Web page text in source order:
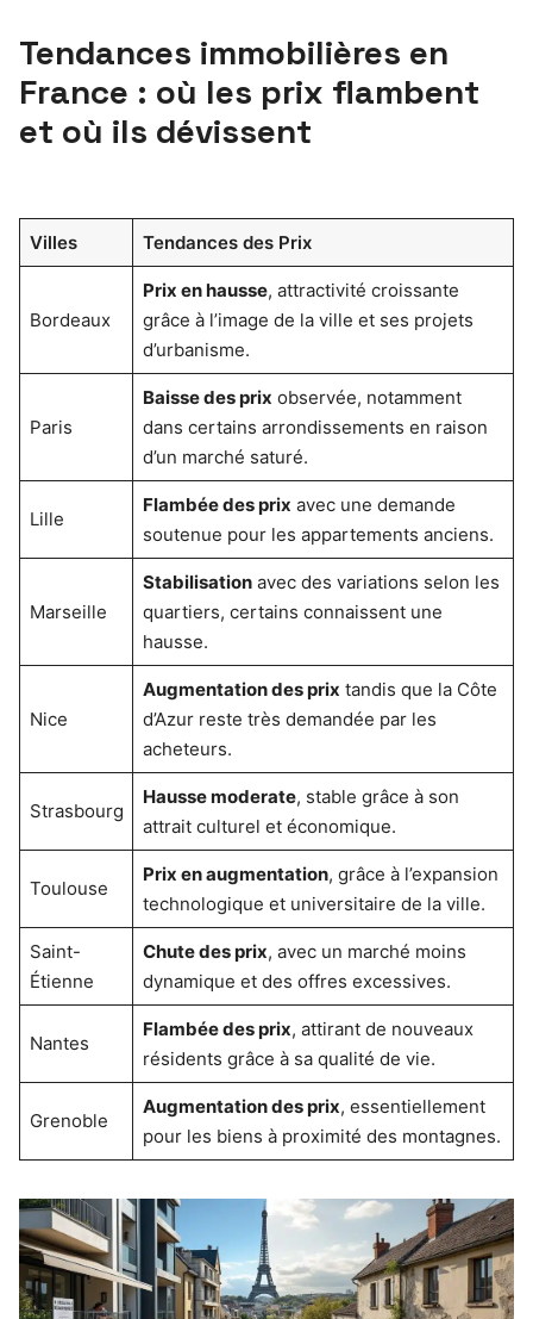
Tendances immobilières en
France : où les prix flambent
et où ils dévissent
Villes Tendances des Prix
Bordeaux
Prix en hausse, attractivité croissante
grâce à l’image de la ville et ses projets
d’urbanisme.
Paris
Baisse des prix observée, notamment
dans certains arrondissements en raison
d’un marché saturé.
Lille
Flambée des prix avec une demande
soutenue pour les appartements anciens.
Marseille
Stabilisationavec des variations selon les
quartiers, certains connaissent une
hausse.
Nice
Augmentation des prix tandis que la Côte
d’Azur reste très demandée par les
acheteurs.
Strasbourg
Hausse moderate, stable grâce à son
attrait culturel et économique.
Toulouse
Prix en augmentation, grâce à l’expansion
technologique et universitaire de la ville.
Saint-
Étienne
Chute des prix, avec un marché moins
dynamique et des offres excessives.
Nantes
Flambée des prix, attirant de nouveaux
résidents grâce à sa qualité de vie.
Grenoble
Augmentation des prix, essentiellement
pour les biens à proximité des montagnes.